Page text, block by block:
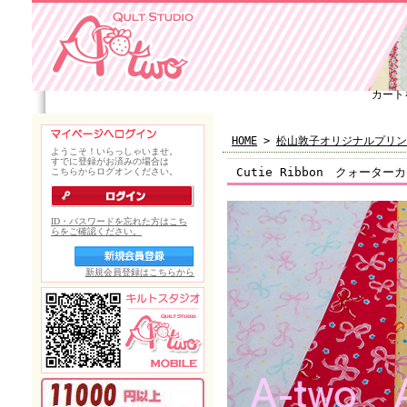
カート
HOME > 松山敦子オリジナルプリ
Cutie Ribbon クォーターカ